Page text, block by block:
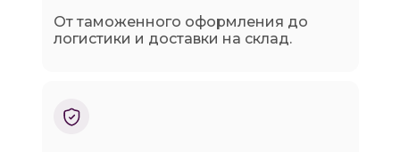
От таможенного оформления до
логистики и доставки на склад.